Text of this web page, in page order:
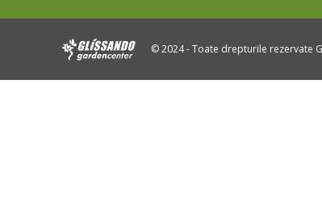
newnew
© 2024 - Toate drepturile rezervate